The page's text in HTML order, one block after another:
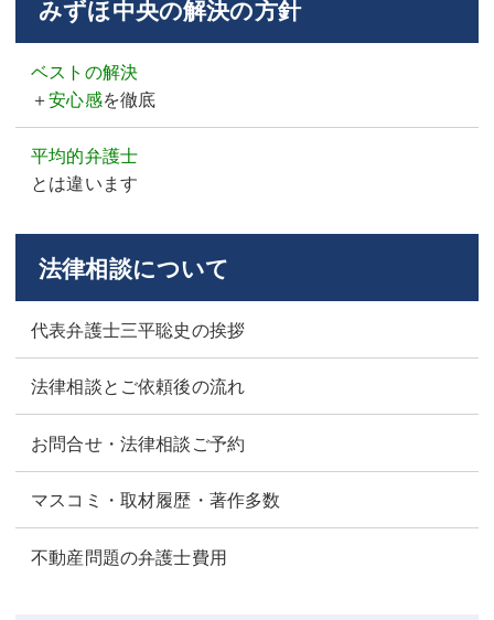
みずほ中央の解決の方針
ベストの解決
＋安心感を徹底
平均的弁護士
とは違います
法律相談について
代表弁護士三平聡史の挨拶
法律相談とご依頼後の流れ
お問合せ・法律相談ご予約
マスコミ・取材履歴・著作多数
不動産問題の弁護士費用